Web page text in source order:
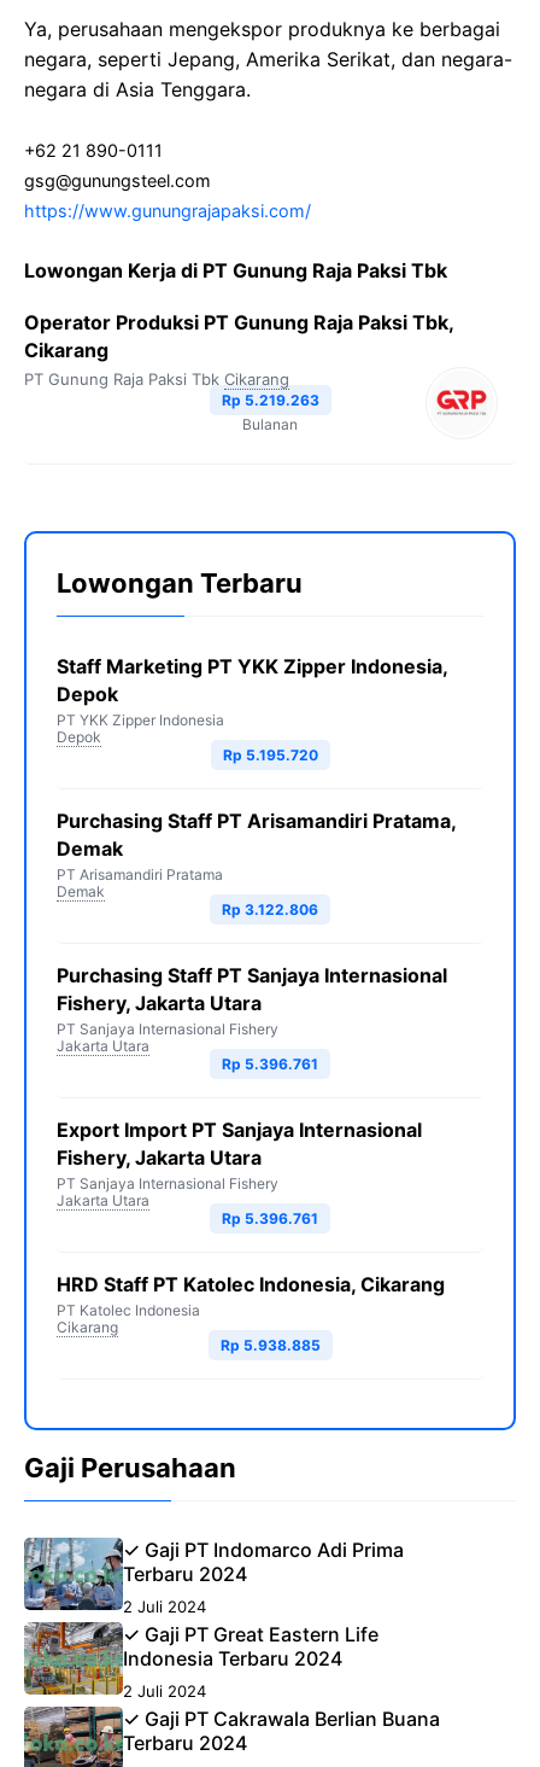
Ya, perusahaan mengekspor produknya ke berbagai
negara, seperti Jepang, Amerika Serikat, dan negara-
negara di Asia Tenggara.
+62 21 890-0111
gsg@gunungsteel.com
https://www.gunungrajapaksi.com/
Lowongan Kerja di PT Gunung Raja Paksi Tbk
Operator Produksi PT Gunung Raja Paksi Tbk,
Cikarang
PT Gunung Raja Paksi Tbk Cikarang
Rp 5.219.263
Bulanan
Lowongan Terbaru
Staff Marketing PT YKK Zipper Indonesia,
Depok
PT YKK Zipper Indonesia
Depok
Rp 5.195.720
Purchasing Staff PT Arisamandiri Pratama,
Demak
PT Arisamandiri Pratama
Demak
Rp 3.122.806
Purchasing Staff PT Sanjaya Internasional
Fishery, Jakarta Utara
PT Sanjaya Internasional Fishery
Jakarta Utara
Rp 5.396.761
Export Import PT Sanjaya Internasional
Fishery, Jakarta Utara
PT Sanjaya Internasional Fishery
Jakarta Utara
Rp 5.396.761
HRD Staff PT Katolec Indonesia, Cikarang
PT Katolec Indonesia
Cikarang
Rp 5.938.885
Gaji Perusahaan
✓ Gaji PT Indomarco Adi Prima
Terbaru 2024
2 Juli 2024
✓ Gaji PT Great Eastern Life
Indonesia Terbaru 2024
2 Juli 2024
✓ Gaji PT Cakrawala Berlian Buana
Terbaru 2024